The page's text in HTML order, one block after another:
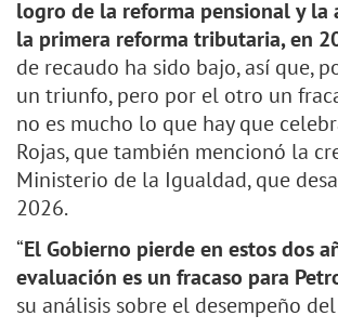
logro de la reforma pensional y la
la primera reforma tributaria, en
de recaudo ha sido bajo, así que,
un triunfo, pero por el otro un
no es mucho lo que hay que
Rojas, que también mencionó la
Ministerio de la Igualdad, que
2026.
“El Gobierno pierde en estos dos
evaluación es un fracaso para
su análisis sobre el desempeño